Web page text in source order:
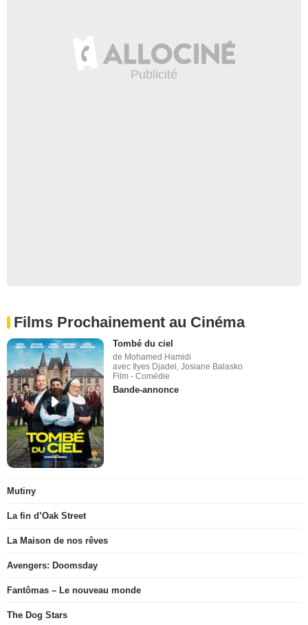
Films Prochainement au Cinéma
Tombé du ciel
de Mohamed Hamidi
avec Ilyes Djadel, Josiane Balasko
Film - Comédie
Bande-annonce
Mutiny
La fin d’Oak Street
La Maison de nos rêves
Avengers: Doomsday
Fantômas – Le nouveau monde
The Dog Stars